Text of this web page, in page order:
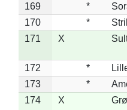
169 *
170
*
171
X
172 *
173
*
174
X